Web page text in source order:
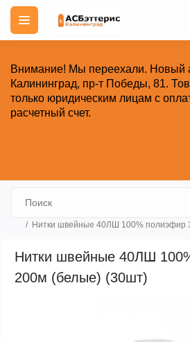
Внимание! Мы переехали. Новый
Калининград, пр-т Победы, 81.
только юридическим лицам с
расчетный счет.
Нитки швейные 40ЛШ 100% полиэфир
Нитки швейные 40ЛШ
200м (белые) (30шт)